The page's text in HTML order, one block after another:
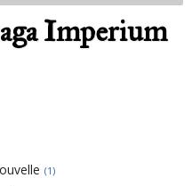
Imperium
(1)